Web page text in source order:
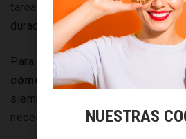
tareas y la longitud de las
duración de cada una de ellas.
Para que te hagas una idea, aquí
cómo debe ser tu diagrama de
siempre puedes personalizarlo
necesidades de tu empresa:
NUESTRAS